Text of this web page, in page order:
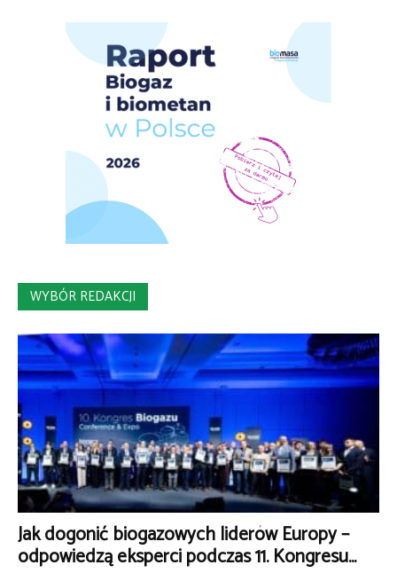
WYBÓR REDAKCJI
Jak dogonić biogazowych liderów Europy –
odpowiedzą eksperci podczas 11. Kongresu...